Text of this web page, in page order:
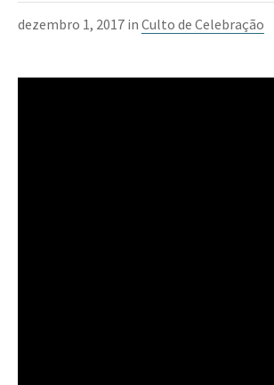
dezembro 1, 2017 in Culto de Celebração